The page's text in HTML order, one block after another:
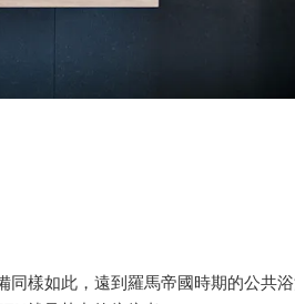
樣如此，遠到羅馬帝國時期的公共